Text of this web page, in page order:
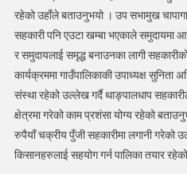
रहेको उहाँले बताउनुभयो । उप सभामुख
सहकारी पनि एउटा खम्बा भएकाले समुदायमा
र समुदायलाई समृद्ध बनाउनका लागी
कार्यक्रममा गाउँपालिकाकी उपाध्यक्ष सुनिता
संस्था रहेको उल्लेख गर्दै थाङ्पालधाप
क्षेत्रमा गरेको काम प्रशंसा योग्य रहेको
रुपैयाँ चक्रीय पुँजी सहकारीमा लगानी
किसानहरुलाई सहयोग गर्न पालिका तयार